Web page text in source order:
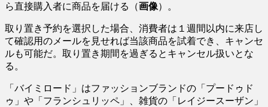
ら直接購入者に商品を届ける（画像）。
取り置き予約を選択した場合、消費者は１週間以内に来店し
て確認用のメールを見せれば当該商品を試着でき、キャンセ
ルも可能だ。取り置き期間を過ぎるとキャンセル扱いとな
る。
「バイミロード」はファッションブランドの「プードゥド
ゥ」や「フランシュリッペ」、雑貨の「レイジースーザン」